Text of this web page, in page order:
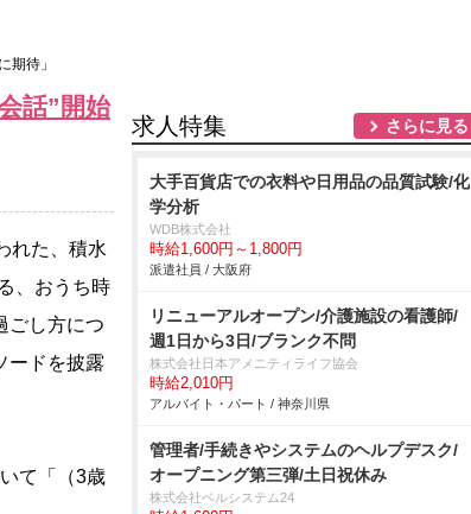
期待」
話”開始
れた、積水
、おうち時
ごし方につ
ードを披露
て「（3歳
求人特集 さらに見る
大手百貨店での衣料や日用品の品質試験/化
学分析
WDB株式会社
時給1,600円～1,800円
派遣社員 / 大阪府
リニューアルオープン/介護施設の看護師/
週1日から3日/ブランク不問
株式会社日本アメニティライフ協会
時給2,010円
アルバイト・パート / 神奈川県
管理者/手続きやシステムのヘルプデスク/
オープニング第三弾/土日祝休み
株式会社ベルシステム24